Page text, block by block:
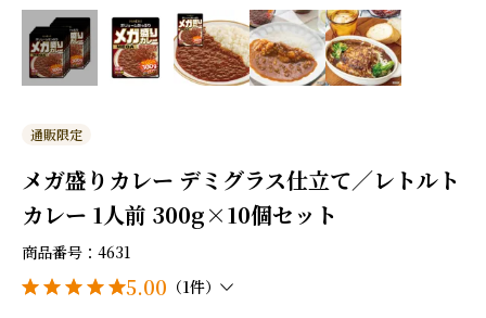
通販限定
メガ盛りカレー デミグラス仕立て／レトルト
カレー 1人前 300g×10個セット
商品番号 4631
5.00 （1件）